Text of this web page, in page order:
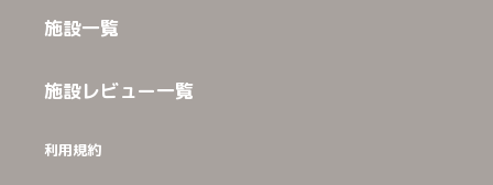
施設一覧
施設レビュー一覧
利用規約